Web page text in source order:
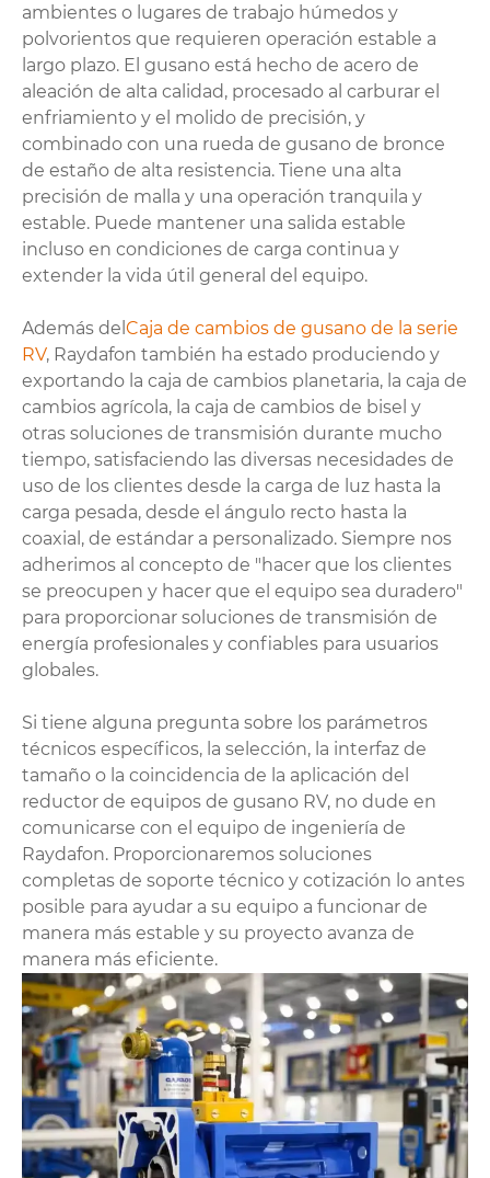
ambientes o lugares de trabajo húmedos y
polvorientos que requieren operación estable a
largo plazo. El gusano está hecho de acero de
aleación de alta calidad, procesado al carburar el
enfriamiento y el molido de precisión, y
combinado con una rueda de gusano de bronce
de estaño de alta resistencia. Tiene una alta
precisión de malla y una operación tranquila y
estable. Puede mantener una salida estable
incluso en condiciones de carga continua y
extender la vida útil general del equipo.
Además del Caja de cambios de gusano de la serie
RV, Raydafon también ha estado produciendo y
exportando la caja de cambios planetaria, la caja de
cambios agrícola, la caja de cambios de bisel y
otras soluciones de transmisión durante mucho
tiempo, satisfaciendo las diversas necesidades de
uso de los clientes desde la carga de luz hasta la
carga pesada, desde el ángulo recto hasta la
coaxial, de estándar a personalizado. Siempre nos
adherimos al concepto de "hacer que los clientes
se preocupen y hacer que el equipo sea duradero"
para proporcionar soluciones de transmisión de
energía profesionales y confiables para usuarios
globales.
Si tiene alguna pregunta sobre los parámetros
técnicos específicos, la selección, la interfaz de
tamaño o la coincidencia de la aplicación del
reductor de equipos de gusano RV, no dude en
comunicarse con el equipo de ingeniería de
Raydafon. Proporcionaremos soluciones
completas de soporte técnico y cotización lo antes
posible para ayudar a su equipo a funcionar de
manera más estable y su proyecto avanza de
manera más eficiente.